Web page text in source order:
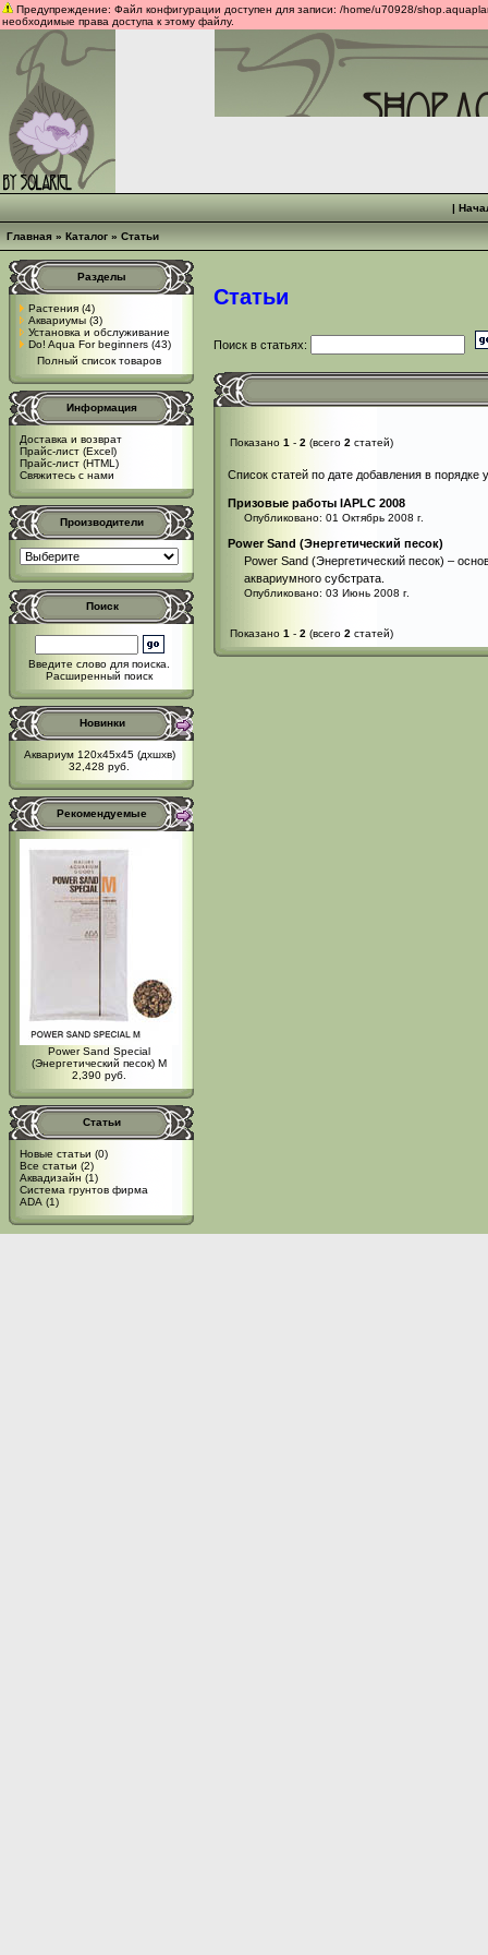
Предупреждение: Файл конфигурации доступен для записи: /home/u70928/
необходимые права доступа к этому файлу.
|
Главная » Каталог » Статьи
Разделы
Растения (4)
Аквариумы (3)
Установка и обслуживание
Do! Aqua For beginners (43)
Полный список товаров
Информация
Доставка и возврат
Прайс-лист (Excel)
Прайс-лист (HTML)
Свяжитесь с нами
Производители
Поиск
Введите слово для поиска.
Расширенный поиск
Новинки
Аквариум 120х45х45 (дxшxв)
32,428 руб.
Рекомендуемые
Power Sand Special
(Энергетический песок) M
2,390 руб.
Статьи
Новые статьи (0)
Все статьи (2)
Аквадизайн (1)
Система грунтов фирма
ADA (1)
Статьи
Поиск в статьях:
Показано 1 - 2 (всего 2 статей)
Список статей по дате добавления в порядке
Призовые работы IAPLC 2008
Опубликовано: 01 Октябрь 2008 г.
Power Sand (Энергетический песок)
Power Sand (Энергетический песок) –
аквариумного субстрата.
Опубликовано: 03 Июнь 2008 г.
Показано 1 - 2 (всего 2 статей)